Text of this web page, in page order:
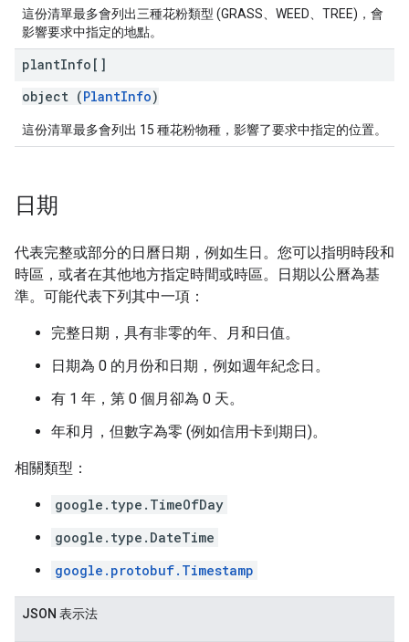
這份清單最多會列出三種花粉類型 (GRASS、WEED、TREE)，會
影響要求中指定的地點。
plantInfo[]
object (PlantInfo)
這份清單最多會列出 15 種花粉物種，影響了要求中指定的位置。
日期
代表完整或部分的日曆日期，例如生日。您可以指明時段和
時區，或者在其他地方指定時間或時區。日期以公曆為基
準。可能代表下列其中一項：
完整日期，具有非零的年、月和日值。
日期為 0 的月份和日期，例如週年紀念日。
有 1 年，第 0 個月卻為 0 天。
年和月，但數字為零 (例如信用卡到期日)。
相關類型：
google.type.TimeOfDay
google.type.DateTime
google.protobuf.Timestamp
JSON 表示法